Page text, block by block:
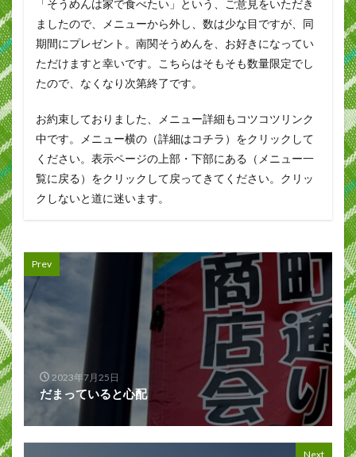
「そうめんは家で食べたい」という、ご意見をいただき
ましたので、メニューから外し、数は少な目ですが、同
期間にプレゼント。南関そうめんを、お好きになってい
ただけますと幸いです。こちらはそもそも数量限定でし
たので、なくなり次第終了です。
お約束しておりました、メニュー詳細もコツコツリンク
中です。メニュー横の（詳細はコチラ）をクリックして
ください。表示ページの上部・下部にある（メニュー一
覧に戻る）をクリックして戻ってきてください。クリッ
クしないと道に迷います。
Prev
2023年7月25日
だまっていると心配
Next